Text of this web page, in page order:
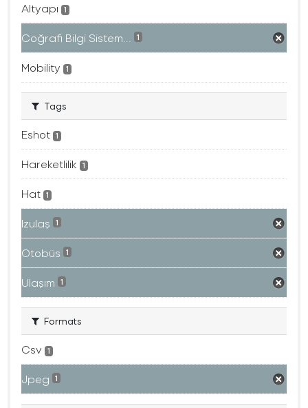
Altyapı 1
Coğrafi Bilgi Sistem... 1
Mobility 1
Tags
Eshot 1
Hareketlilik 1
Hat 1
Izulaş 1
Otobüs 1
Ulaşım 1
Formats
Csv 1
Jpeg 1